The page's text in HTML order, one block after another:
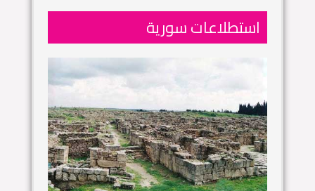
استطلاعات سورية